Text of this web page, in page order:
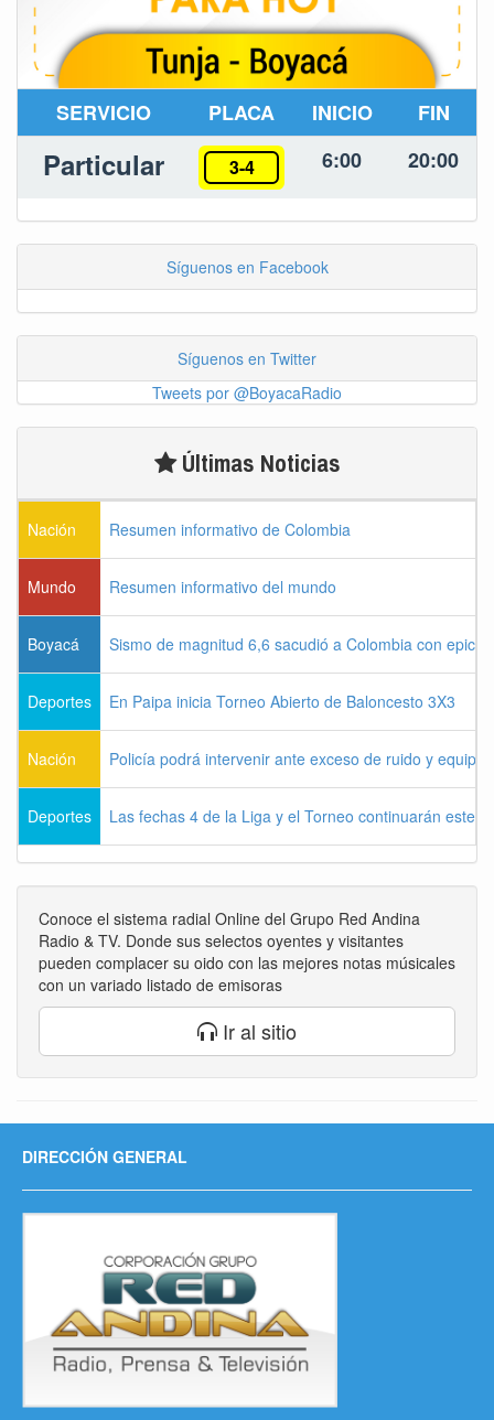
SERVICIO PLACA INICIO FIN
Particular 3-4 6:00 20:00
Síguenos en Facebook
Síguenos en Twitter
Tweets por @BoyacaRadio
Últimas Noticias
Nación Resumen informativo de Colombia
Mundo Resumen informativo del mundo
Boyacá Sismo de magnitud 6,6 sacudió a Colombia con
Deportes En Paipa inicia Torneo Abierto de Baloncesto 3X3
Nación Policía podrá intervenir ante exceso de ruido y
Deportes Las fechas 4 de la Liga y el Torneo continuarán este
Conoce el sistema radial Online del Grupo Red Andina
Radio & TV. Donde sus selectos oyentes y visitantes
pueden complacer su oido con las mejores notas músicales
con un variado listado de emisoras
Ir al sitio
DIRECCIÓN GENERAL